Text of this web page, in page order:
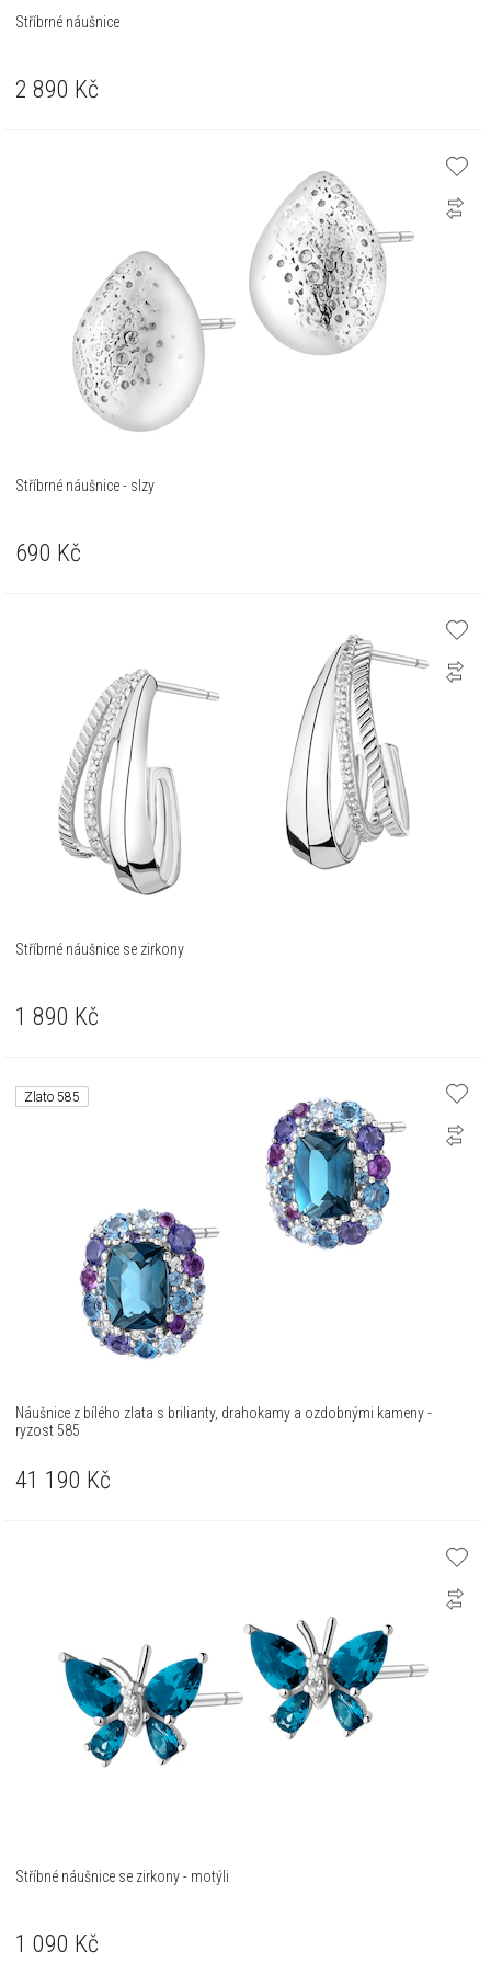
Stříbrné náušnice
2 890 Kč
Stříbrné náušnice - slzy
690 Kč
Stříbrné náušnice se zirkony
1 890 Kč
Zlato 585
Náušnice z bílého zlata s brilianty, drahokamy a ozdobnými kameny -
ryzost 585
41 190 Kč
Stříbné náušnice se zirkony - motýli
1 090 Kč